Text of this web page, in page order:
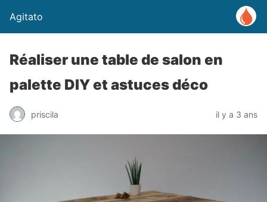
Agitato
Réaliser une table de salon en
palette DIY et astuces déco
priscila il y a 3 ans